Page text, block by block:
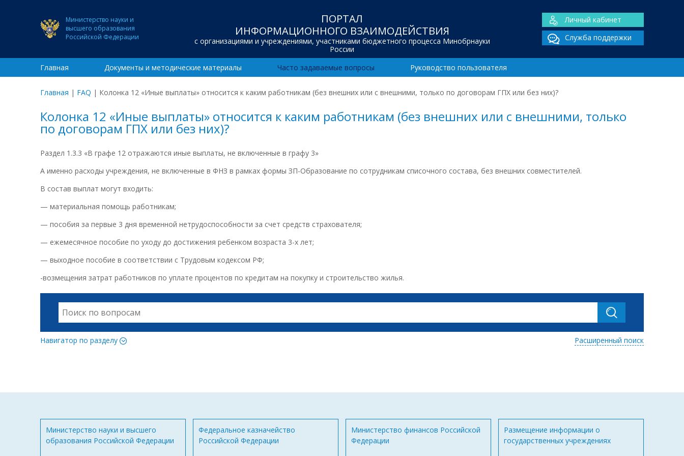
Министерство науки и
высшего образования
Российской Федерации
ПОРТАЛ
ИНФОРМАЦИОННОГО ВЗАИМОДЕЙСТВИЯ
с организациями и учреждениями, участниками бюджетного процесса Минобрнауки
России
Личный кабинет
Служба поддержки
Главная Документы и методические материалы Часто задаваемые вопросы Руководство пользователя
Главная | FAQ | Колонка 12 «Иные выплаты» относится к каким работникам (без внешних или с внешними, только по договорам ГПХ или без них)?
Колонка 12 «Иные выплаты» относится к каким работникам (без внешних или с внешними, только
по договорам ГПХ или без них)?
Раздел 1.3.3 «В графе 12 отражаются иные выплаты, не включенные в графу 3»
А именно расходы учреждения, не включенные в ФНЗ в рамках формы ЗП-Образование по сотрудникам списочного состава, без внешних совместителей.
В состав выплат могут входить:
— материальная помощь работникам;
— пособия за первые 3 дня временной нетрудоспособности за счет средств страхователя;
— ежемесячное пособие по уходу до достижения ребенком возраста 3-х лет;
— выходное пособие в соответствии с Трудовым кодексом РФ;
-возмещения затрат работников по уплате процентов по кредитам на покупку и строительство жилья.
Навигатор по разделу Расширенный поиск
Министерство науки и высшего
образования Российской Федерации
Федеральное казначейство
Российской Федерации
Министерство финансов Российской
Федерации
Размещение информации о
государственных учреждениях